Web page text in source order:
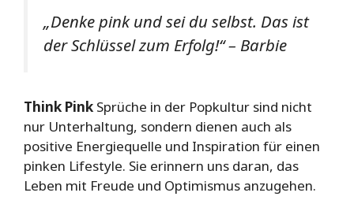
„Denke pink und sei du selbst. Das ist
der Schlüssel zum Erfolg!“ – Barbie
Think Pink Sprüche in der Popkultur sind nicht
nur Unterhaltung, sondern dienen auch als
positive Energiequelle und Inspiration für einen
pinken Lifestyle. Sie erinnern uns daran, das
Leben mit Freude und Optimismus anzugehen.